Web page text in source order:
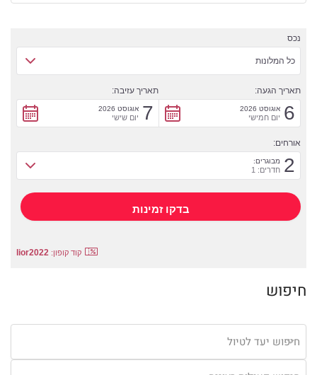
נכס
כל המלונות
תאריך הגעה:
6 אוגוסט 2026
יום חמישי
תאריך עזיבה:
7 אוגוסט 2026
יום שישי
אורחים:
2 מבוגרים:
חדרים: 1
קוד קופון: lior2022
חיפוש
חיפוש יעד לטיול